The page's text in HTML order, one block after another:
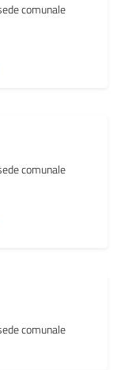
comunale
comunale
comunale